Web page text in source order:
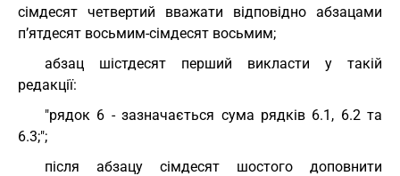
сімдесят четвертий вважати відповідно абзацами
п’ятдесят восьмим-сімдесят восьмим;
абзац шістдесят перший викласти у такій
редакції:
"рядок 6 - зазначається сума рядків 6.1, 6.2 та
6.3;";
після абзацу сімдесят шостого доповнити